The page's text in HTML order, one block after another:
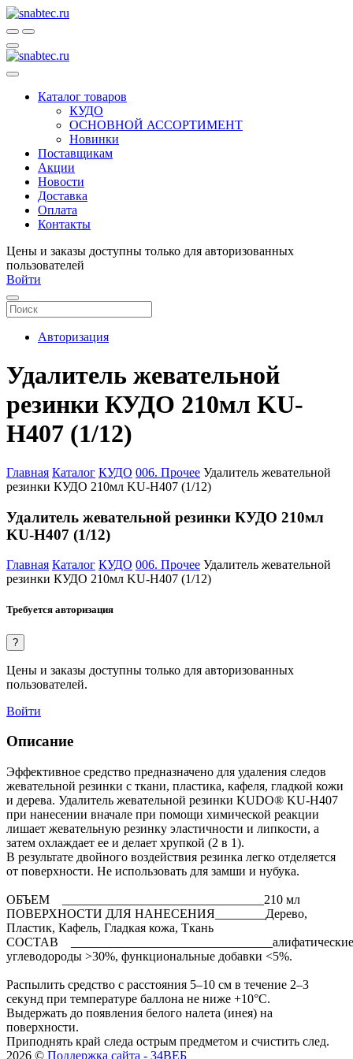
Каталог товаров
КУДО
ОСНОВНОЙ АССОРТИМЕНТ
Новинки
Поставщикам
Акции
Новости
Доставка
Оплата
Контакты
Цены и заказы доступны только для авторизованных
пользователей
Войти
Авторизация
Удалитель жевательной
резинки КУДО 210мл KU-
H407 (1/12)
Главная Каталог КУДО 006. Прочее Удалитель жевательной
резинки КУДО 210мл KU-H407 (1/12)
Удалитель жевательной резинки КУДО 210мл
KU-H407 (1/12)
Главная Каталог КУДО 006. Прочее Удалитель жевательной
резинки КУДО 210мл KU-H407 (1/12)
Требуется авторизация
?
Цены и заказы доступны только для авторизованных
пользователей.
Войти
Описание
Эффективное средство предназначено для удаления следов
жевательной резинки с ткани, пластика, кафеля, гладкой кожи
и дерева. Удалитель жевательной резинки KUDO® KU-H407
при нанесении вначале при помощи химической реакции
лишает жевательную резинку эластичности и липкости, а
затем охлаждает ее и делает хрупкой (2 в 1).
В результате двойного воздействия резинка легко отделяется
от поверхности. Не использовать для замши и нубука.
ОБЪЕМ ________________________________210 мл
ПОВЕРХНОСТИ ДЛЯ НАНЕСЕНИЯ________Дерево,
Пластик, Кафель, Гладкая кожа, Ткань
СОСТАВ ________________________________алифатические
углеводороды >30%, функциональные добавки <5%.
Распылить средство с расстояния 5–10 см в течение 2–3
секунд при температуре баллона не ниже +10°С.
Выдержать до появления белого налета (инея) на
поверхности.
Приподнять край следа острым предметом и счистить след.
2026 © Поддержка сайта - 34ВЕБ